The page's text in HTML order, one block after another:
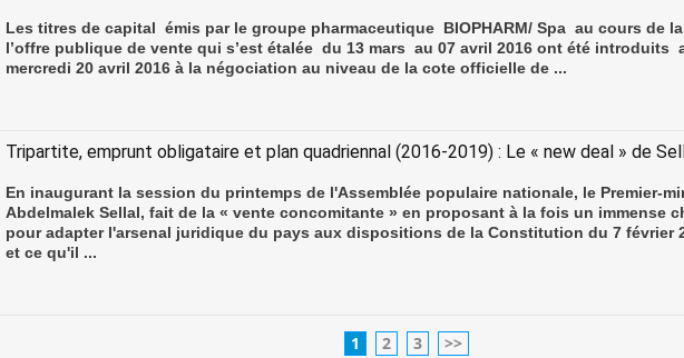
Les titres de capital émis par le groupe pharmaceutique BIOPHARM/ Spa au cours de
l’offre publique de vente qui s’est étalée du 13 mars au 07 avril 2016 ont été introduits
mercredi 20 avril 2016 à la négociation au niveau de la cote officielle de ...
Tripartite, emprunt obligataire et plan quadriennal (2016-2019) : Le « new deal » de
En inaugurant la session du printemps de l'Assemblée populaire nationale, le Premier-
Abdelmalek Sellal, fait de la « vente concomitante » en proposant à la fois un immense
pour adapter l'arsenal juridique du pays aux dispositions de la Constitution du 7 février
et ce qu'il ...
1 2 3 >>